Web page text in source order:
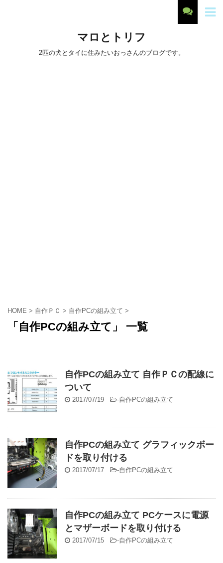
マロとトリフ
2匹の犬とタイに住みたいおっさんのブログです。
HOME > 自作ＰＣ > 自作PCの組み立て >
「自作PCの組み立て」 一覧
自作PCの組み立て 自作ＰＣの配線に
ついて
2017/07/19 -自作PCの組み立て
自作PCの組み立て グラフィックボー
ドを取り付ける
2017/07/17 -自作PCの組み立て
自作PCの組み立て PCケースに電源
とマザーボードを取り付ける
2017/07/15 -自作PCの組み立て